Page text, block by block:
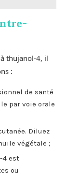
thujanol-4, il
:
de santé
par voie orale
Diluez
végétale ;
4 est
ou